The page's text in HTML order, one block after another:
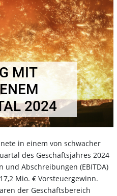
MIT
2024
in einem von schwacher
des Geschäftsjahres 2024
und Abschreibungen (EBITDA)
Mio. € Vorsteuergewinn.
der Geschäftsbereich